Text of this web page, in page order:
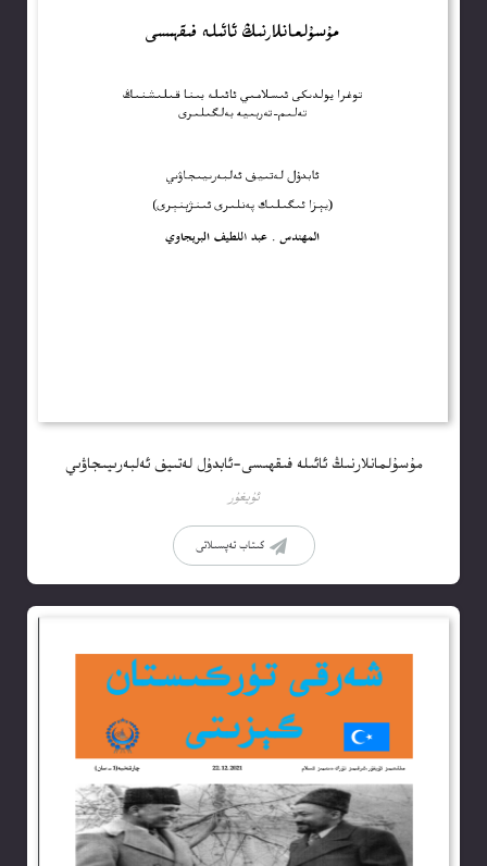
مۇسۇلمانلارنىڭ ئائىلە فىقھىسى-ئابدۇل لەتىيف ئەلبەرىيىجاۋىي
ئۇيغۇر
كىتاب تەپسىلاتى